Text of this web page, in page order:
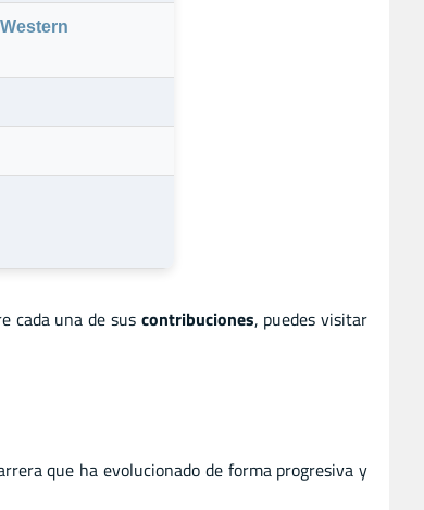
Western
cada una de sus contribuciones, puedes visitar
que ha evolucionado de forma progresiva y